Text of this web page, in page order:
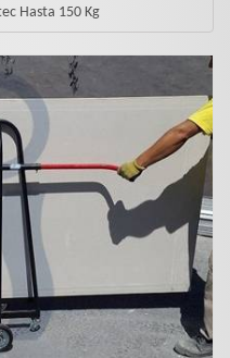
Hasta 150 Kg